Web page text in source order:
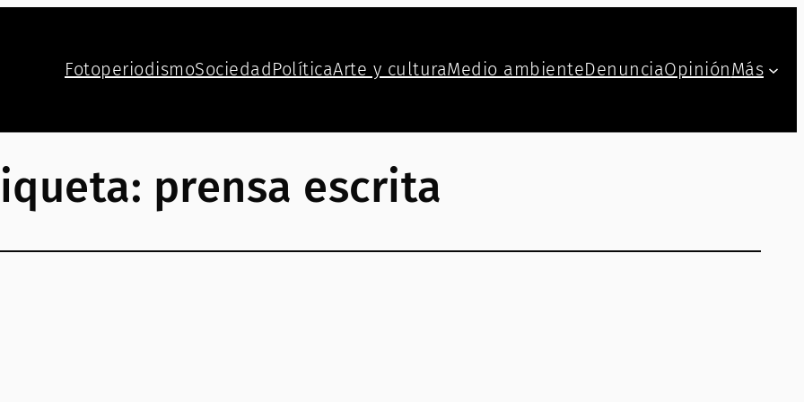
FotoperiodismoSociedadPolíticaArte y culturaMedio ambienteDenunciaOpiniónMás
prensa escrita